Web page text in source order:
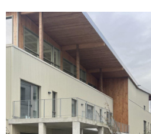
par pompe à chaleur réversible,
vidéophonie). Plateaux livrés
selon vos besoins Revêtements
privatifs Plinthes électriques
LED encastré Précâblage fibre
par colonne montante. Sanitaires
vasque avec miroir et applique
soignées : hall daccueil décoré,
personnes, local vélos, espaces
sous-sol et en extérieur